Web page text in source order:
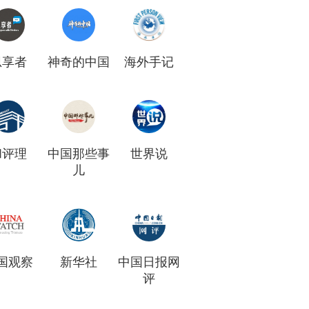
者 神奇的中国 海外手记
理
中国那些事
儿
世界说
观察 新华社
中国日报网
评